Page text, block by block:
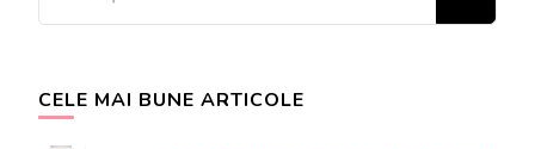
ceva?
CELE MAI BUNE ARTICOLE